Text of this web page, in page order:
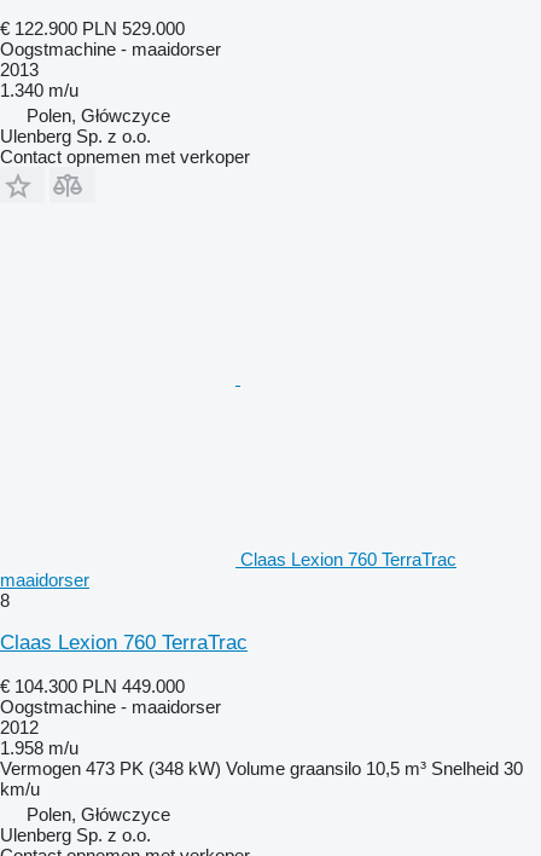
€ 122.900 PLN 529.000
Oogstmachine - maaidorser
2013
1.340 m/u
Polen, Główczyce
Ulenberg Sp. z o.o.
Contact opnemen met verkoper
Claas Lexion 760 TerraTrac
maaidorser
8
Claas Lexion 760 TerraTrac
€ 104.300 PLN 449.000
Oogstmachine - maaidorser
2012
1.958 m/u
Vermogen 473 PK (348 kW) Volume graansilo 10,5 m³ Snelheid 30
km/u
Polen, Główczyce
Ulenberg Sp. z o.o.